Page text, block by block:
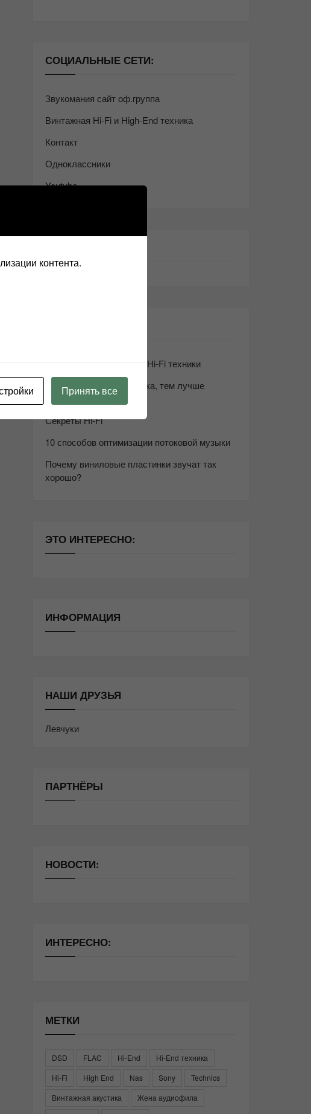
СОЦИАЛЬНЫЕ СЕТИ:
Звукомания сайт оф.группа
Винтажная Hi-Fi и High-End техника
Контакт
Одноклассники
Youtube
Возьмите друга в салон Hi-Fi техники
Чем дороже аудиотехника, тем лучше
звучит?
Секреты Hi-Fi
10 способов оптимизации потоковой музыки
Почему виниловые пластинки звучат так
хорошо?
ЭТО ИНТЕРЕСНО:
ИНФОРМАЦИЯ
НАШИ ДРУЗЬЯ
Левчуки
ПАРТНЁРЫ
НОВОСТИ:
ИНТЕРЕСНО:
МЕТКИ
DSD FLAC Hi-End
Hi-End техника
Hi-Fi
High End Nas Sony
Technics
Винтажная акустика
Жена аудиофила
контента.
Принять все